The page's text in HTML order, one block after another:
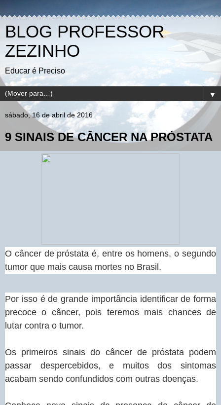
BLOG PROFESSOR
ZEZINHO
Educar é Preciso
▼
sábado, 16 de abril de 2016
9 SINAIS DE CÂNCER NA PRÓSTATA
O câncer de próstata é, entre os homens, o segundo
tumor que mais causa mortes no Brasil.
Por isso é de grande importância identificar de forma
precoce o câncer, pois teremos mais chances de
lutar contra o tumor.
Os primeiros sinais do câncer de próstata podem
passar despercebidos, e muitos dos sintomas
acabam sendo confundidos com outras doenças.